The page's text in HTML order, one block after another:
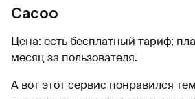
Cacoo
Цена: есть бесплатный тариф;
месяц за пользователя.
А вот этот сервис понравился